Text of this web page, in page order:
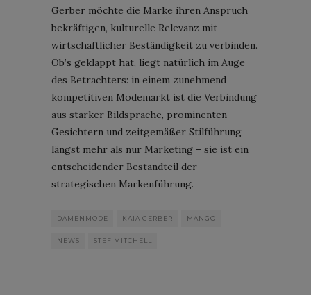
Gerber möchte die Marke ihren Anspruch
bekräftigen, kulturelle Relevanz mit
wirtschaftlicher Beständigkeit zu verbinden.
Ob’s geklappt hat, liegt natürlich im Auge
des Betrachters: in einem zunehmend
kompetitiven Modemarkt ist die Verbindung
aus starker Bildsprache, prominenten
Gesichtern und zeitgemäßer Stilführung
längst mehr als nur Marketing – sie ist ein
entscheidender Bestandteil der
strategischen Markenführung.
DAMENMODE KAIA GERBER MANGO
NEWS STEF MITCHELL